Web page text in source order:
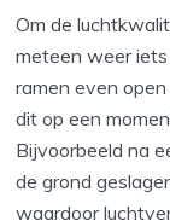
Om de
meteen weer
ramen even
dit op een
Bijvoorbeeld na
de grond
waardoor